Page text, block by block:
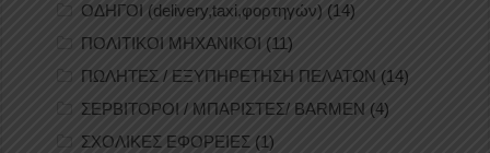
ΟΔΗΓΟΙ (delivery,taxi,φορτηγών) (14)
ΠΟΛΙΤΙΚΟΙ ΜΗΧΑΝΙΚΟΙ (11)
ΠΩΛΗΤΕΣ / ΕΞΥΠΗΡΕΤΗΣΗ ΠΕΛΑΤΩΝ (14)
ΣΕΡΒΙΤΟΡΟΙ / ΜΠΑΡΙΣΤΕΣ/ BARMEN (4)
ΣΧΟΛΙΚΕΣ ΕΦΟΡΕΙΕΣ (1)